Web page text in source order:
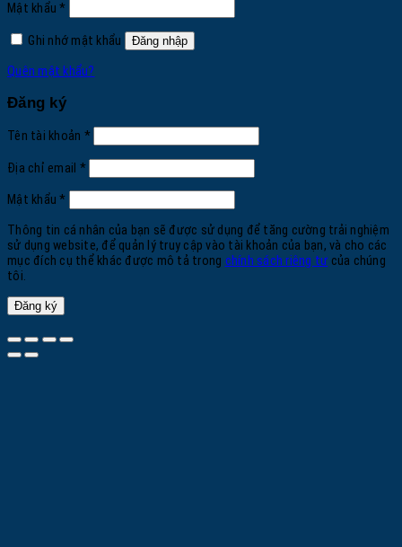
Mật khẩu*Bắt
buộc
Ghi nhớ mật khẩu
Đăng nhập
Quên mật khẩu?
Đăng ký
Tên tài khoản *Bắt
buộc
Địa chỉ email *Bắt
buộc
Mật khẩu*Bắt
buộc
Thông tin cá nhân của bạn sẽ được sử dụng để tăng cường trải nghiệm
sử dụng website, để quản lý truy cập vào tài khoản của bạn, và cho các
mục đích cụ thể khác được mô tả trong chính sách riêng tư của chúng
tôi.
Đăng ký